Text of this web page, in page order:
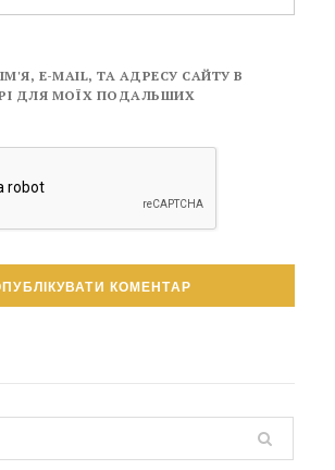
E-MAIL, ТА АДРЕСУ САЙТУ В
ДЛЯ МОЇХ ПОДАЛЬШИХ